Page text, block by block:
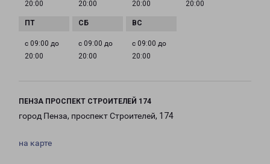
20:00
20:00
20:00
20:00
с 09:00 до
20:00
с 09:00 до
20:00
с 09:00 до
20:00
ПЕНЗА ПРОСПЕКТ СТРОИТЕЛЕЙ 174
город Пенза, проспект Строителей, 174
на карте